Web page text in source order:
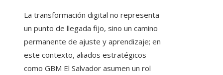
La transformación digital no representa
un punto de llegada fijo, sino un camino
permanente de ajuste y aprendizaje; en
este contexto, aliados estratégicos
como GBM El Salvador asumen un rol